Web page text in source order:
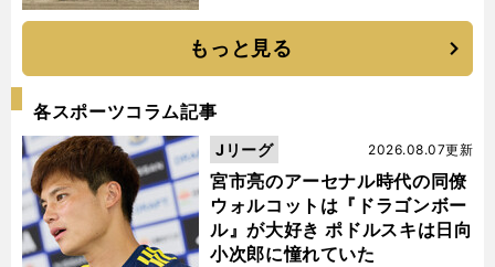
もっと見る
各スポーツコラム記事
宮市亮のアーセナル時代の同僚
ウォルコットは『ドラゴンボー
ル』が大好き ポドルスキは日向
小次郎に憧れていた
2026.08.07更新
Jリーグ